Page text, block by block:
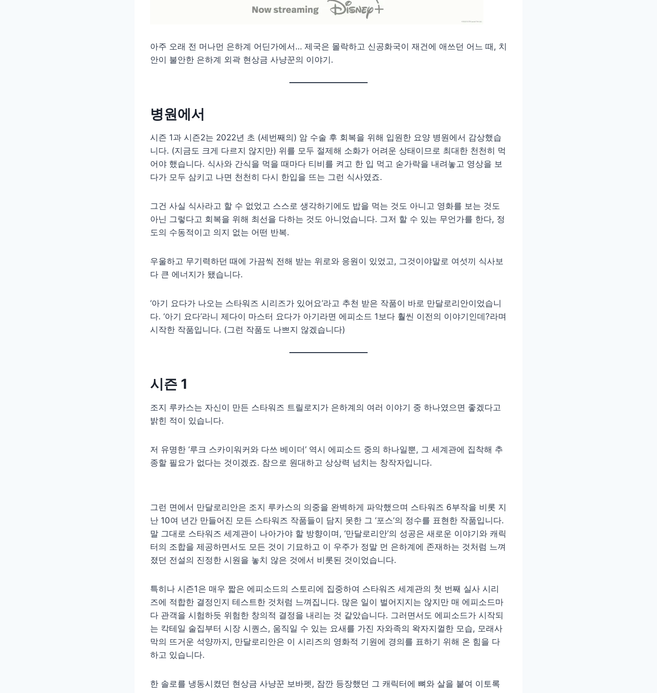
아주 오래 전 머나먼 은하계 어딘가에서… 제국은 몰락하고 신공화국이 재건에 애쓰던 어느 때, 치
안이 불안한 은하계 외곽 현상금 사냥꾼의 이야기.
병원에서
시즌 1과 시즌2는 2022년 초 (세번째의) 암 수술 후 회복을 위해 입원한 요양 병원에서 감상했습
니다. (지금도 크게 다르지 않지만) 위를 모두 절제해 소화가 어려운 상태이므로 최대한 천천히 먹
어야 했습니다. 식사와 간식을 먹을 때마다 티비를 켜고 한 입 먹고 숟가락을 내려놓고 영상을 보
다가 모두 삼키고 나면 천천히 다시 한입을 뜨는 그런 식사였죠.
그건 사실 식사라고 할 수 없었고 스스로 생각하기에도 밥을 먹는 것도 아니고 영화를 보는 것도
아닌 그렇다고 회복을 위해 최선을 다하는 것도 아니었습니다. 그저 할 수 있는 무언가를 한다, 정
도의 수동적이고 의지 없는 어떤 반복.
우울하고 무기력하던 때에 가끔씩 전해 받는 위로와 응원이 있었고, 그것이야말로 여섯끼 식사보
다 큰 에너지가 됐습니다.
‘아기 요다가 나오는 스타워즈 시리즈가 있어요’라고 추천 받은 작품이 바로 만달로리안이었습니
다. ‘아기 요다’라니 제다이 마스터 요다가 아기라면 에피소드 1보다 훨씬 이전의 이야기인데?라며
시작한 작품입니다. (그런 작품도 나쁘지 않겠습니다)
시즌 1
조지 루카스는 자신이 만든 스타워즈 트릴로지가 은하계의 여러 이야기 중 하나였으면 좋겠다고
밝힌 적이 있습니다.
저 유명한 ‘루크 스카이워커와 다쓰 베이더’ 역시 에피소드 중의 하나일뿐, 그 세계관에 집착해 추
종할 필요가 없다는 것이겠죠. 참으로 원대하고 상상력 넘치는 창작자입니다.
그런 면에서 만달로리안은 조지 루카스의 의중을 완벽하게 파악했으며 스타워즈 6부작을 비롯 지
난 10여 년간 만들어진 모든 스타워즈 작품들이 담지 못한 그 ‘포스’의 정수를 표현한 작품입니다.
말 그대로 스타워즈 세계관이 나아가야 할 방향이며, ‘만달로리안’의 성공은 새로운 이야기와 캐릭
터의 조합을 제공하면서도 모든 것이 기묘하고 이 우주가 정말 먼 은하계에 존재하는 것처럼 느껴
졌던 전설의 진정한 시원을 놓치 않은 것에서 비롯된 것이었습니다.
특히나 시즌1은 매우 짧은 에피소드의 스토리에 집중하여 스타워즈 세계관의 첫 번째 실사 시리
즈에 적합한 결정인지 테스트한 것처럼 느껴집니다. 많은 일이 벌어지지는 않지만 매 에피소드마
다 관객을 시험하듯 위험한 창의적 결정을 내리는 것 같았습니다. 그러면서도 에피소드가 시작되
는 칵테일 술집부터 시장 시퀀스, 움직일 수 있는 요새를 가진 자와족의 왁자지껄한 모습, 모래사
막의 뜨거운 석양까지, 만달로리안은 이 시리즈의 영화적 기원에 경의를 표하기 위해 온 힘을 다
하고 있습니다.
한 솔로를 냉동시켰던 현상금 사냥꾼 보바펫, 잠깐 등장했던 그 캐릭터에 뼈와 살을 붙여 이토록